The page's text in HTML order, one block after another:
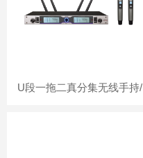
U段一拖二真分集无线手持/